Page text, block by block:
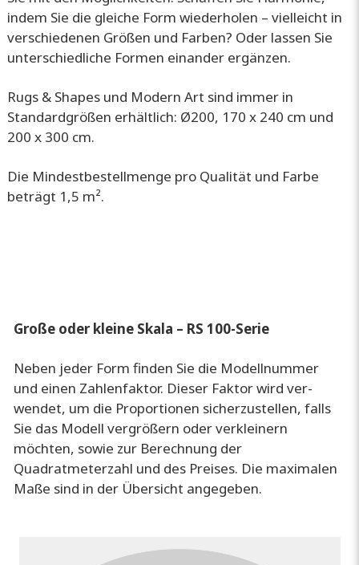
indem Sie die gleiche Form wiederholen – vielleicht in
verschiedenen Größen und Farben? Oder lassen Sie
unterschiedliche Formen einander ergänzen.
Rugs & Shapes und Modern Art sind immer in
Standardgrößen erhältlich: Ø200, 170 x 240 cm und
200 x 300 cm.
Die Mindestbestellmenge pro Qualität und Farbe
beträgt 1,5 m².
Große oder kleine Skala – RS 100-Serie
Neben jeder Form finden Sie die Modellnummer
und einen Zahlenfaktor. Dieser Faktor wird ver­
wendet, um die Proportionen sicherzustellen, falls
Sie das Modell vergrößern oder verkleinern
möchten, sowie zur Berechnung der
Quadratmeterzahl und des Preises. Die maximalen
Maße sind in der Übersicht angegeben.